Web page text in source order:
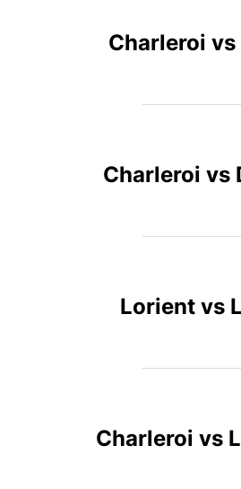
Charleroi vs
Charleroi vs
Lorient vs
Charleroi vs